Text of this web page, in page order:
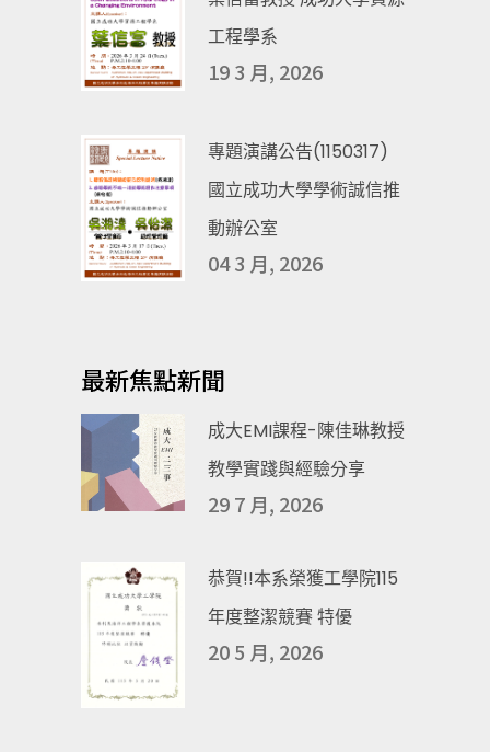
工程學系
19 3 月, 2026
專題演講公告(1150317)
國立成功大學學術誠信推
動辦公室
04 3 月, 2026
最新焦點新聞
成大EMI課程-陳佳琳教授
教學實踐與經驗分享
29 7 月, 2026
恭賀!!本系榮獲工學院115
年度整潔競賽 特優
20 5 月, 2026